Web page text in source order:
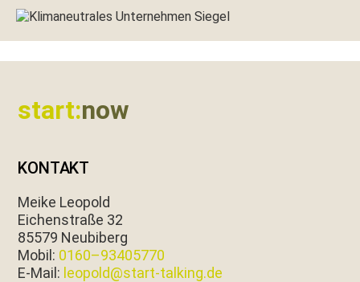
start:now
KONTAKT
Meike Leopold
Eichen­straße 32
85579 Neubiberg
Mobil: 0160–93405770
E‑Mail: leopold@start-talking.de